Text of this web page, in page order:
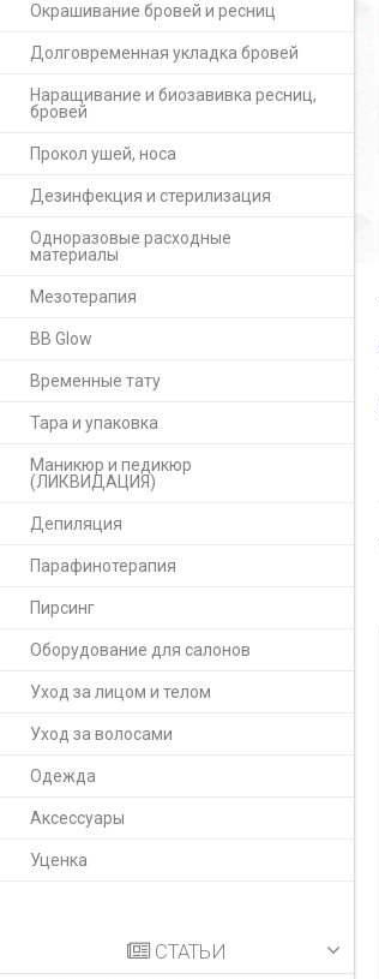
Окрашивание бровей и ресниц
Долговременная укладка бровей
Наращивание и биозавивка ресниц,
бровей
Прокол ушей, носа
Дезинфекция и стерилизация
Одноразовые расходные
материалы
Мезотерапия
BB Glow
Временные тату
Тара и упаковка
Маникюр и педикюр
(ЛИКВИДАЦИЯ)
Депиляция
Парафинотерапия
Пирсинг
Оборудование для салонов
Уход за лицом и телом
Уход за волосами
Одежда
Аксессуары
Уценка
СТАТЬИ